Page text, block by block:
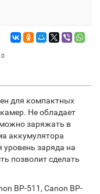
0
для компактных
Не обладает
заряжать в
аккумулятора
уровень заряда на
позволит сделать
BP-511, Canon BP-